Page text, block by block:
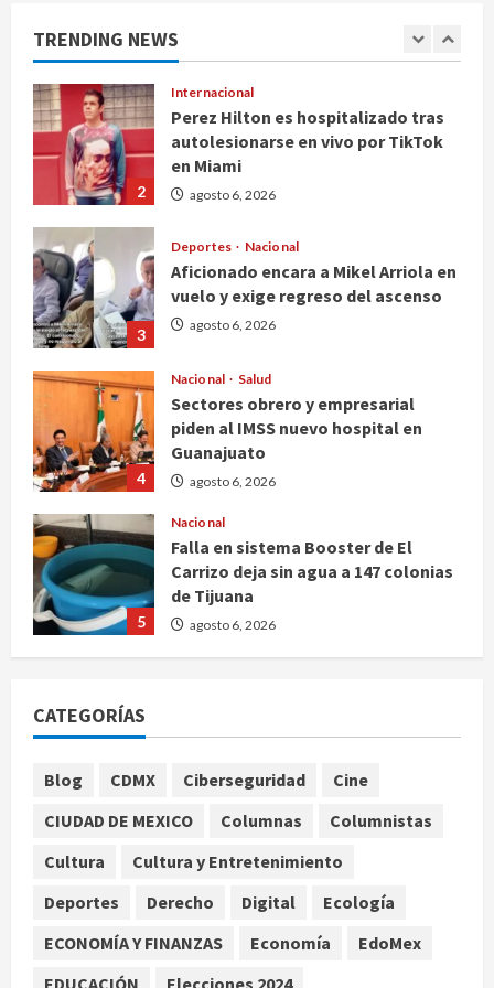
TRENDING NEWS
2
Perez Hilton es hospitalizado tras
autolesionarse en vivo por TikTok
en Miami
agosto 6, 2026
3
Deportes
Aficionado encara a Mikel Arriola en
agosto 6, 2026
4
Nacional Salud
Sectores obrero y empresarial
Guanajuato
agosto 6, 2026
5
Nacional
Falla en sistema Booster de El
de Tijuana
agosto 6, 2026
Nacional
Detienen a persona por intentar
Internacional
autolesionarse en vivo por TikTok
3
Aficionado encara a Mikel Arriola en
vuelo y exige regreso del ascenso
CATEGORÍAS
Blog CDMX Ciberseguridad
Cine
CIUDAD DE MEXICO
Columnas
Columnistas
Cultura
Cultura y Entretenimiento
Deportes
Derecho Digital
Ecología
ECONOMÍA Y FINANZAS
Economía
EdoMex